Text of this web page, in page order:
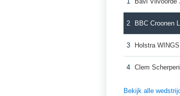
2 BBC Croonen
3 Holstra
4 Clem
Bekijk alle